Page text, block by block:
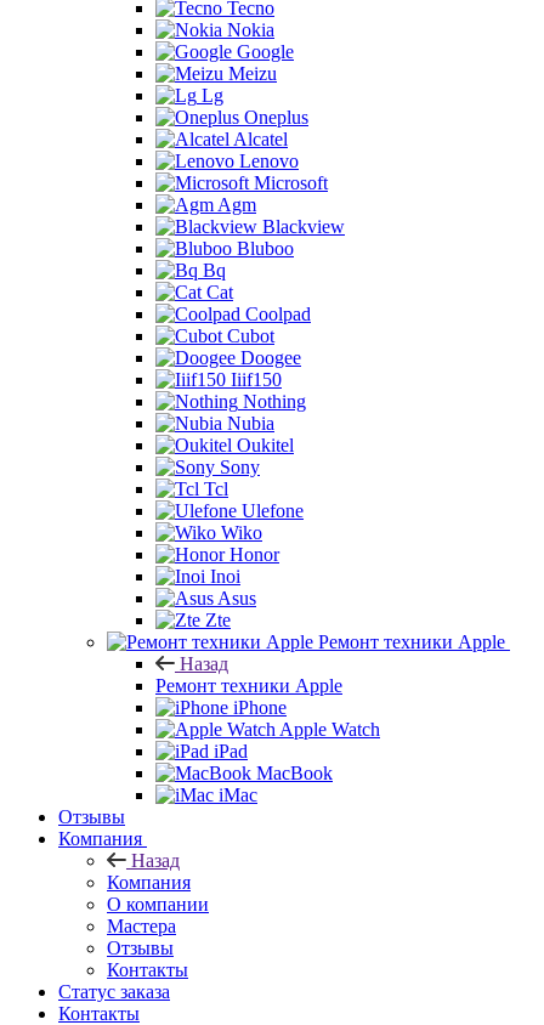
Tecno
Nokia
Google
Meizu
Lg
Oneplus
Alcatel
Lenovo
Microsoft
Agm
Blackview
Bluboo
Bq
Cat
Coolpad
Cubot
Doogee
Iiif150
Nothing
Nubia
Oukitel
Sony
Tcl
Ulefone
Wiko
Honor
Inoi
Asus
Zte
Ремонт техники Apple
Назад
Ремонт техники Apple
iPhone
Apple Watch
iPad
MacBook
iMac
Отзывы
Компания
Назад
Компания
О компании
Мастера
Отзывы
Контакты
Статус заказа
Контакты